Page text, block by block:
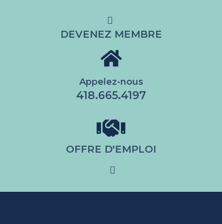
DEVENEZ MEMBRE
Appelez-nous
418.665.4197
OFFRE D'EMPLOI